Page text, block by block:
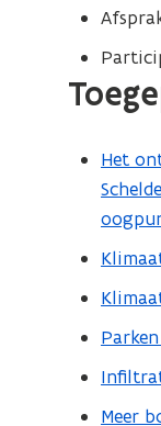
Het
Meer